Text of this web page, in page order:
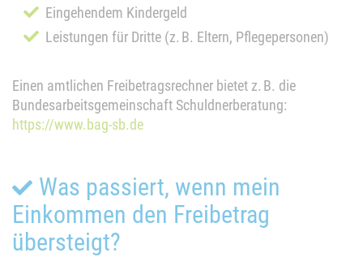
Eingehendem Kindergeld
Leistungen für Dritte (z. B. Eltern, Pflegepersonen)
Einen amtlichen Freibetragsrechner bietet z. B. die
Bundesarbeitsgemeinschaft Schuldnerberatung:
https://www.bag-sb.de
Was passiert, wenn mein
Einkommen den Freibetrag
übersteigt?